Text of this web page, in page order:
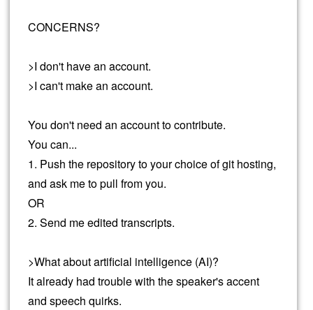
CONCERNS?
>I don't have an account.
>I can't make an account.
You don't need an account to contribute.
You can...
1. Push the repository to your choice of git hosting,
and ask me to pull from you.
OR
2. Send me edited transcripts.
>What about artificial intelligence (AI)?
It already had trouble with the speaker's accent
and speech quirks.